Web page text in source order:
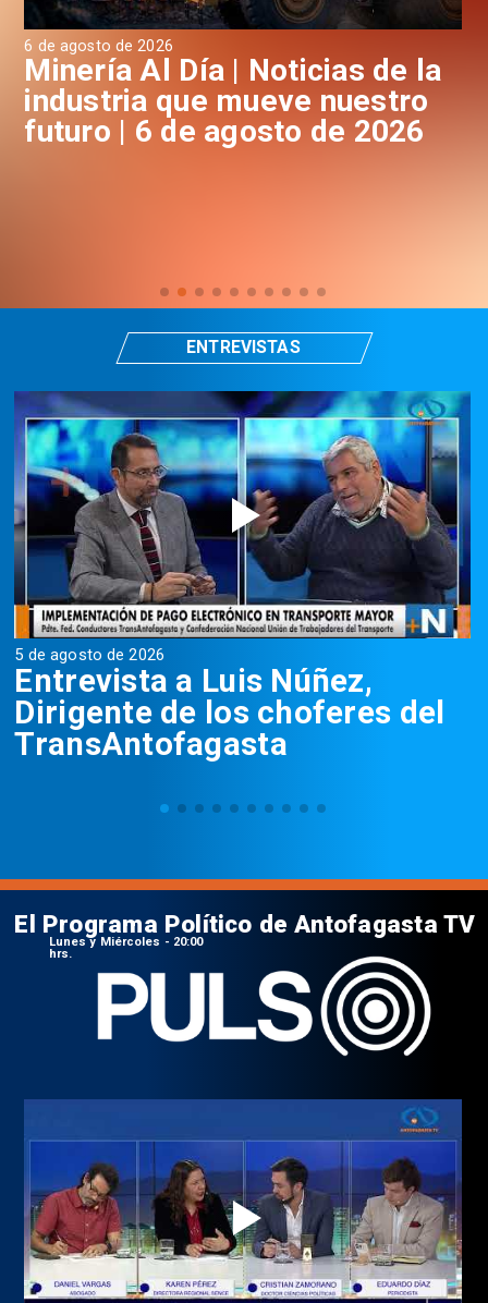
6 de agosto de 2026
Minería Al Día | Noticias de la
industria que mueve nuestro
futuro | 6 de agosto de 2026
5 de agosto de 2026
Entrevista a Luis Núñez,
Dirigente de los choferes del
TransAntofagasta
ENTREVISTAS
El Programa Político de Antofagasta TV
Lunes y Miércoles - 20:00
hrs.